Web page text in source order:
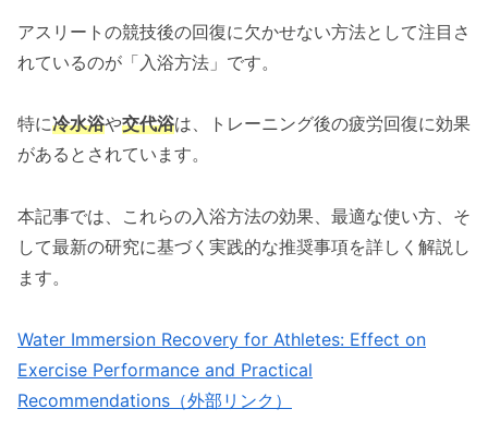
アスリートの競技後の回復に欠かせない方法として注目さ
れているのが「入浴方法」です。
特に冷水浴や交代浴は、トレーニング後の疲労回復に効果
があるとされています。
本記事では、これらの入浴方法の効果、最適な使い方、そ
して最新の研究に基づく実践的な推奨事項を詳しく解説し
ます。
Water Immersion Recovery for Athletes: Effect on
Exercise Performance and Practical
Recommendations（外部リンク）